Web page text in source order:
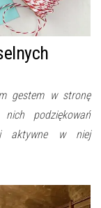
gestem w stronę
podziękowań
aktywne w niej